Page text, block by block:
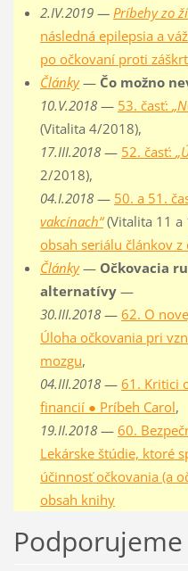
2.IV.2019 — Príbehy zo
následná epilepsia a
po očkovaní proti
Články— Čo možno
10.V.2018— 53. časť:
(Vitalita 4/2018),
17.III.2018— 52. časť:
2/2018),
04.I.2018— 50. a 51.
vakcínach“(Vitalita 11 a
obsah seriálu článkov z
Články— Očkovacia
alternatívy—
30.III.2018— 62. O
Úloha očkovania pri
mozgu,
04.III.2018— 61. Kritici
financií ● Príbeh Carol,
19.II.2018— 60.
Lekárske štúdie, ktoré
účinnosť očkovania (a
obsah knihy
Podporujeme